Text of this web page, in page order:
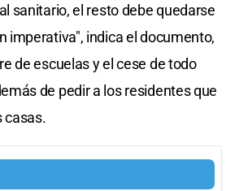
sanitario, el resto debe quedarse
imperativa", indica el documento,
de escuelas y el cese de todo
de pedir a los residentes que
casas.